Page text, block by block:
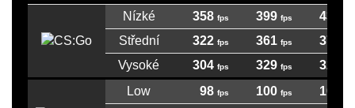
Nízké 358 399
433
Střední
322 361
373
Vysoké
304 329
325
Low
98 100
105